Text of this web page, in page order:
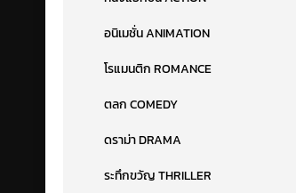
อนิเมชั่น ANIMATION
โรแมนติก ROMANCE
ตลก COMEDY
ดราม่า DRAMA
ระทึกขวัญ THRILLER